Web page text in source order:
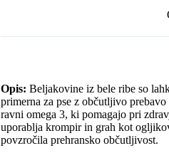
Opis: Beljakovine iz bele ribe so
primerna za pse z občutljivo
ravni omega 3, ki pomagajo pri
uporablja krompir in grah kot
povzročila prehransko občutljivost.